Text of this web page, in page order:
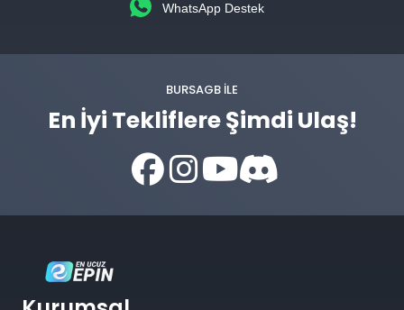
WhatsApp Destek
BURSAGB ILE
En İyi Tekliflere Şimdi Ulaş!